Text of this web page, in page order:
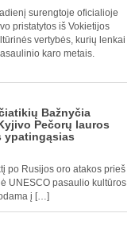
surengtoje oficialioje
pristatytos iš Vokietijos
vertybės, kurių lenkai
karo metais.
Bažnyčia
Pečorų lauros
ypatingąsias
po Rusijos oro atakos prieš
UNESCO pasaulio kultūros
į […]